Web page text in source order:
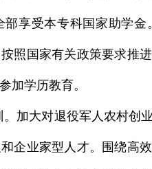
享受本专科国家助学
照国家有关政策要求推
加学历教育。
加大对退役军人农村创
企业家型人才。围绕高